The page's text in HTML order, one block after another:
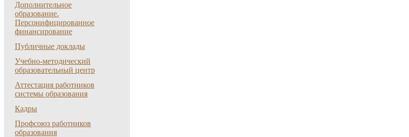
Дополнительное
образование.
Персонифицированное
финансирование
Публичные доклады
Учебно-методический
образовательный центр
Аттестация работников
системы образования
Кадры
Профсоюз работников
образования